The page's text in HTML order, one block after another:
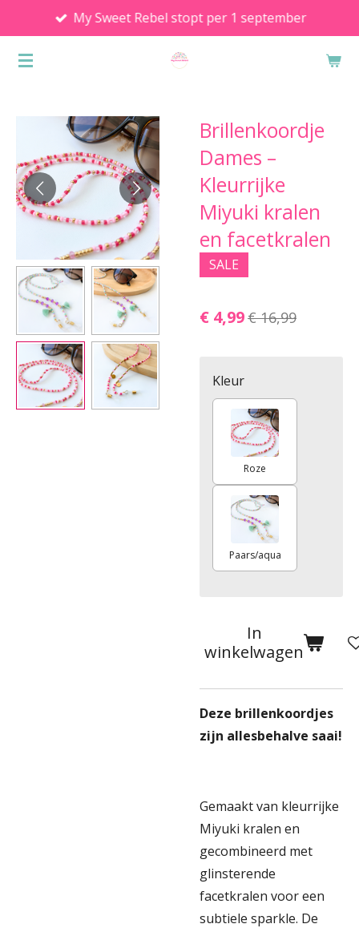
direct
naar
My Sweet Rebel stopt per 1 september
Brillenkoordje
Dames –
Kleurrijke
Miyuki kralen
en facetkralen
SALE
€ 4,99€ 16,99
Kleur
Roze
Paars/aqua
In
winkelwagen
Deze brillenkoordjes
zijn allesbehalve saai!
Gemaakt van kleurrijke
Miyuki kralen en
gecombineerd met
glinsterende
facetkralen voor een
subtiele sparkle. De